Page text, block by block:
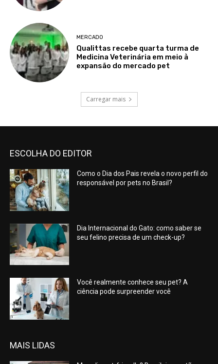
MERCADO
Qualittas recebe quarta turma de
Medicina Veterinária em meio à
expansão do mercado pet
Carregar mais
ESCOLHA DO EDITOR
Como o Dia dos Pais revela o novo perfil do
responsável por pets no Brasil?
Dia Internacional do Gato: como saber se
seu felino precisa de um check-up?
Você realmente conhece seu pet? A
ciência pode surpreender você
MAIS LIDAS